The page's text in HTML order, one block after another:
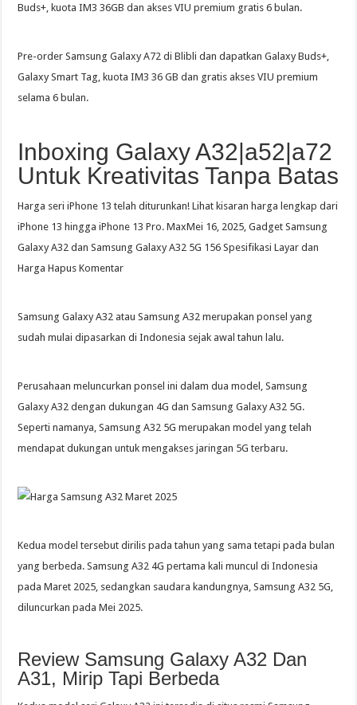
Buds+, kuota IM3 36GB dan akses VIU premium gratis 6 bulan.
Pre-order Samsung Galaxy A72 di Blibli dan dapatkan Galaxy Buds+,
Galaxy Smart Tag, kuota IM3 36 GB dan gratis akses VIU premium
selama 6 bulan.
Inboxing Galaxy A32|a52|a72
Untuk Kreativitas Tanpa Batas
Harga seri iPhone 13 telah diturunkan! Lihat kisaran harga lengkap dari
iPhone 13 hingga iPhone 13 Pro. MaxMei 16, 2025, Gadget Samsung
Galaxy A32 dan Samsung Galaxy A32 5G 156 Spesifikasi Layar dan
Harga Hapus Komentar
Samsung Galaxy A32 atau Samsung A32 merupakan ponsel yang
sudah mulai dipasarkan di Indonesia sejak awal tahun lalu.
Perusahaan meluncurkan ponsel ini dalam dua model, Samsung
Galaxy A32 dengan dukungan 4G dan Samsung Galaxy A32 5G.
Seperti namanya, Samsung A32 5G merupakan model yang telah
mendapat dukungan untuk mengakses jaringan 5G terbaru.
Kedua model tersebut dirilis pada tahun yang sama tetapi pada bulan
yang berbeda. Samsung A32 4G pertama kali muncul di Indonesia
pada Maret 2025, sedangkan saudara kandungnya, Samsung A32 5G,
diluncurkan pada Mei 2025.
Review Samsung Galaxy A32 Dan
A31, Mirip Tapi Berbeda